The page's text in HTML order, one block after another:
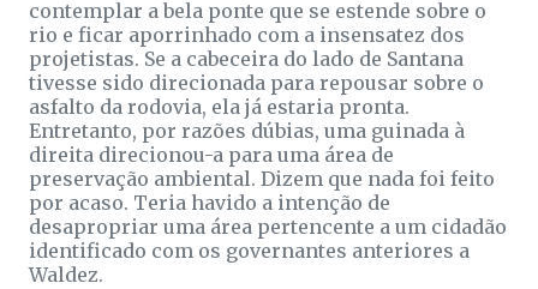
contemplar a bela ponte que se estende sobre o
rio e ficar aporrinhado com a insensatez dos
projetistas. Se a cabeceira do lado de Santana
tivesse sido direcionada para repousar sobre o
asfalto da rodovia, ela já estaria pronta.
Entretanto, por razões dúbias, uma guinada à
direita direcionou-a para uma área de
preservação ambiental. Dizem que nada foi feito
por acaso. Teria havido a intenção de
desapropriar uma área pertencente a um cidadão
identificado com os governantes anteriores a
Waldez.